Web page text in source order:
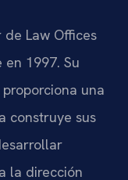
de Law Offices
en 1997. Su
una
construye sus
la dirección